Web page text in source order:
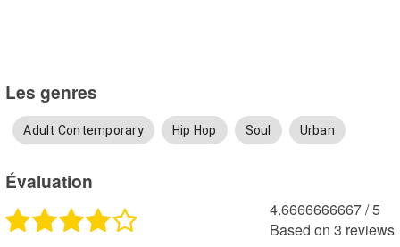
Les genres
Adult Contemporary Hip Hop Soul Urban
Évaluation
4.6666666667 /5
Based on 3 reviews